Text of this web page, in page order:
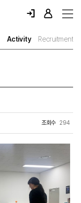
Activity Recruitment
조회수 294